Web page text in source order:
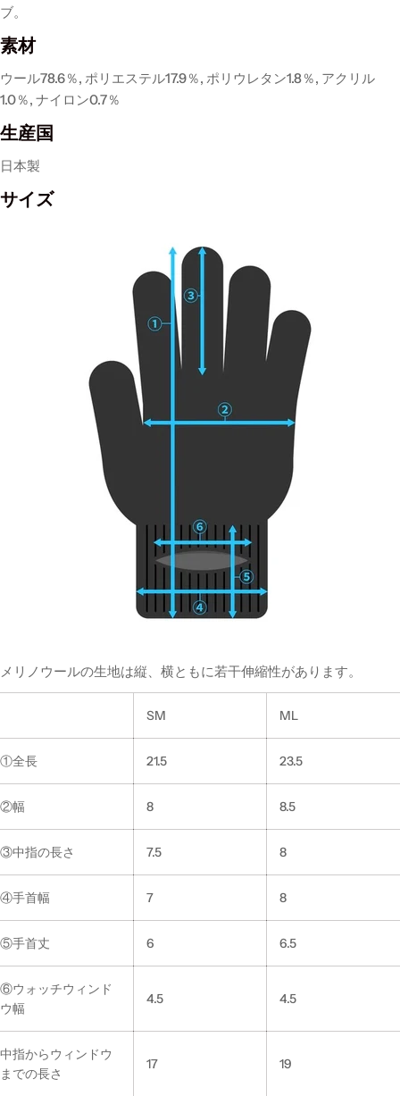
ブ。
素材
ウール78.6％, ポリエステル17.9％, ポリウレタン1.8％, アクリル
1.0％, ナイロン0.7％
生産国
日本製
サイズ
メリノウールの生地は縦、横ともに若干伸縮性があります。
SM ML
①全長 21.5 23.5
②幅 8 8.5
③中指の長さ 7.5 8
④手首幅 7 8
⑤手首丈 6 6.5
⑥ウォッチウィンド
ウ幅
4.5 4.5
中指からウィンドウ
までの長さ
17 19